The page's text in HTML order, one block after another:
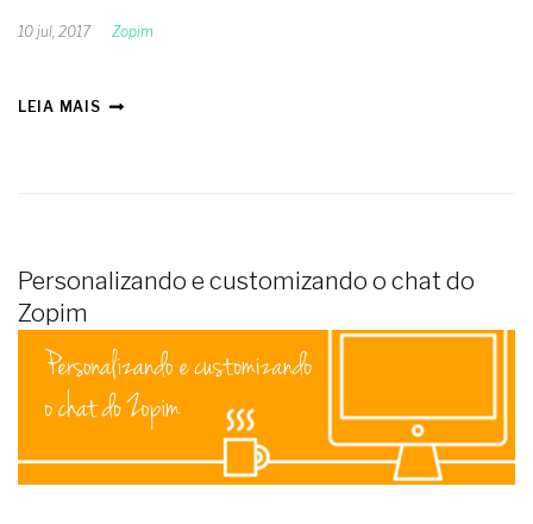
10 jul, 2017 Zopim
LEIA MAIS
Personalizando e customizando o chat do
Zopim